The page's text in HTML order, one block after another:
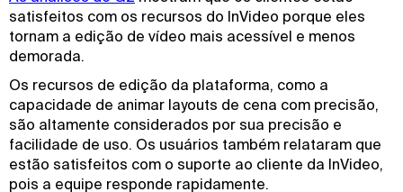
satisfeitos com os recursos do InVideo porque eles
tornam a edição de vídeo mais acessível e menos
demorada.
Os recursos de edição da plataforma, como a
capacidade de animar layouts de cena com precisão,
são altamente considerados por sua precisão e
facilidade de uso. Os usuários também relataram que
estão satisfeitos com o suporte ao cliente da InVideo,
pois a equipe responde rapidamente.